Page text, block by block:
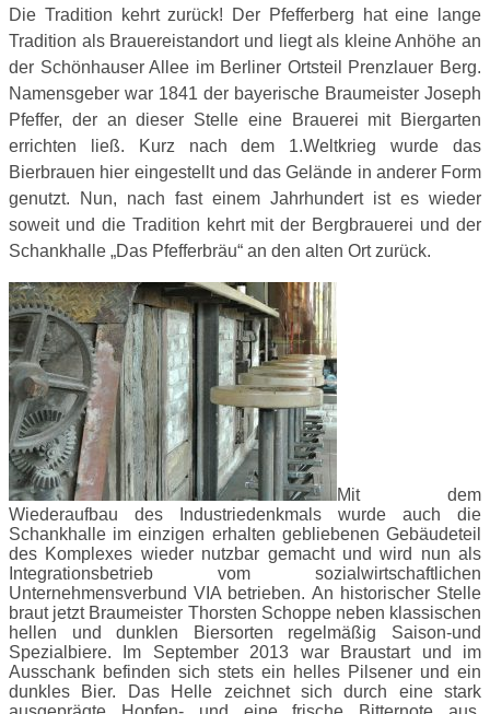
Die Tradition kehrt zurück! Der Pfefferberg hat eine lange
Tradition als Brauereistandort und liegt als kleine Anhöhe an
der Schönhauser Allee im Berliner Ortsteil Prenzlauer Berg.
Namensgeber war 1841 der bayerische Braumeister Joseph
Pfeffer, der an dieser Stelle eine Brauerei mit Biergarten
errichten ließ. Kurz nach dem 1.Weltkrieg wurde das
Bierbrauen hier eingestellt und das Gelände in anderer Form
genutzt. Nun, nach fast einem Jahrhundert ist es wieder
soweit und die Tradition kehrt mit der Bergbrauerei und der
Schankhalle „Das Pfefferbräu“ an den alten Ort zurück.
Mit dem
Wiederaufbau des Industriedenkmals wurde auch die
Schankhalle im einzigen erhalten gebliebenen Gebäudeteil
des Komplexes wieder nutzbar gemacht und wird nun als
Integrationsbetrieb vom sozialwirtschaftlichen
Unternehmensverbund VIA betrieben. An historischer Stelle
braut jetzt Braumeister Thorsten Schoppe neben klassischen
hellen und dunklen Biersorten regelmäßig Saison-und
Spezialbiere. Im September 2013 war Braustart und im
Ausschank befinden sich stets ein helles Pilsener und ein
dunkles Bier. Das Helle zeichnet sich durch eine stark